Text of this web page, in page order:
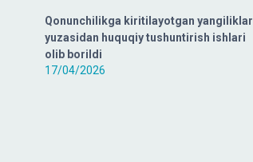
Qonunchilikga kiritilayotgan yangiliklar
yuzasidan huquqiy tushuntirish ishlari
olib borildi
17/04/2026